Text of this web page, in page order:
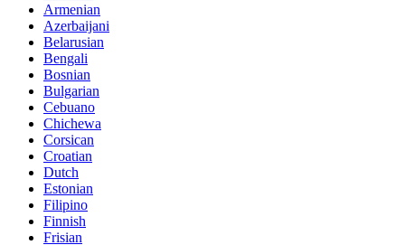
Armenian
Azerbaijani
Belarusian
Bengali
Bosnian
Bulgarian
Cebuano
Chichewa
Corsican
Croatian
Dutch
Estonian
Filipino
Finnish
Frisian